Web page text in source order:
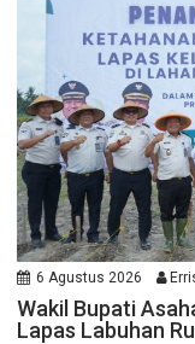
6 Agustus 2026
Wakil Bupati
Lapas Labuhan